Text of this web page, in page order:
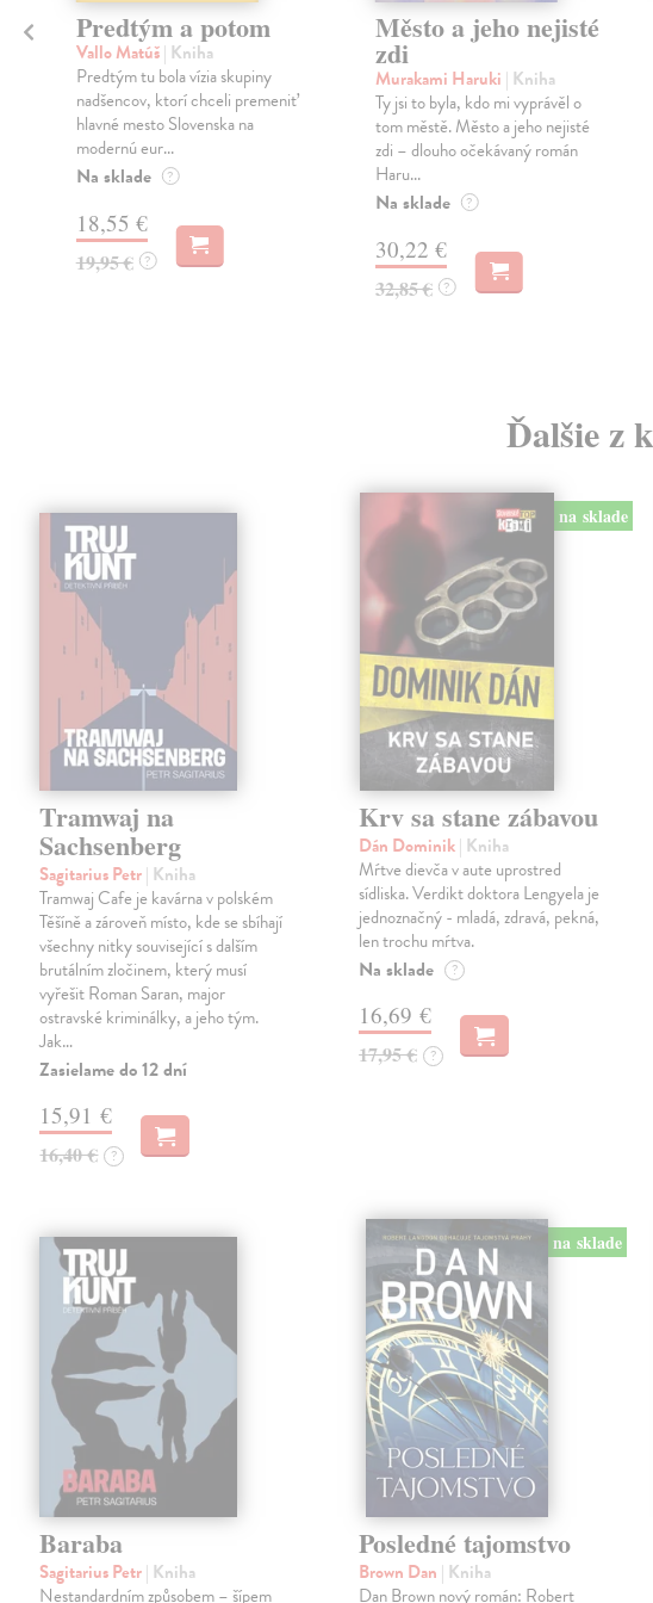
Predtým a potom
Vallo Matúš| Kniha
Predtým tu bola vízia skupiny
nadšencov, ktorí chceli premeniť
hlavné mesto Slovenska na
modernú eur...
Na sklade ?
18,55 €
19,95 € ?
Město a jeho nejisté
zdi
Murakami Haruki | Kniha
Ty jsi to byla, kdo mi vyprávěl o
tom městě. Město a jeho nejisté
zdi – dlouho očekávaný román
Haru...
Na sklade ?
30,22 €
32,85 € ?
Ďalšie z
Tramwaj na
Sachsenberg
Sagitarius Petr| Kniha
Tramwaj Cafe je kavárna v polském
Těšíně a zároveň místo, kde se sbíhají
všechny nitky související s dalším
brutálním zločinem, který musí
vyřešit Roman Saran, major
ostravské kriminálky, a jeho tým.
Jak…
Zasielame do 12 dní
15,91 €
16,40 € ?
na sklade
Krv sa stane zábavou
Dán Dominik| Kniha
Mŕtve dievča v aute uprostred
sídliska. Verdikt doktora Lengyela je
jednoznačný - mladá, zdravá, pekná,
len trochu mŕtva.
Na sklade ?
16,69 €
17,95 € ?
Baraba
Sagitarius Petr| Kniha
Nestandardním způsobem – šípem
na sklade
Posledné tajomstvo
Brown Dan | Kniha
Dan Brown nový román: Robert